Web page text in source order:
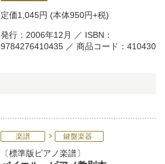
定価1,045円 (本体950円+税)
発行：2006年12月 ／ ISBN：
9784276410435 ／ 商品コード：410430
楽譜 鍵盤楽器
標準版ピアノ楽譜